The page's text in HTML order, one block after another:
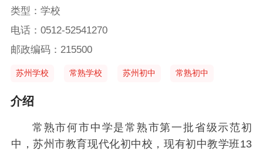
类型：学校
电话：0512-52541270
邮政编码：215500
苏州学校 常熟学校 苏州初中 常熟初中
介绍
常熟市何市中学是常熟市第一批省级示范初
中，苏州市教育现代化初中校，现有初中教学班13